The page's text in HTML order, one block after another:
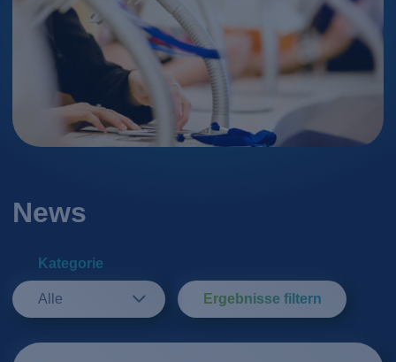
News
Kategorie
Alle Ergebnisse filtern